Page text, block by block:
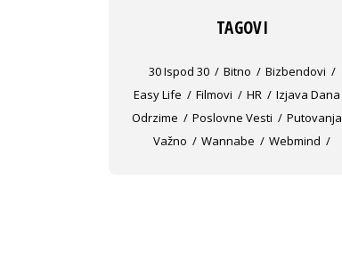
TAGOVI
30 Ispod 30 Bitno
Bizbendovi
Easy Life
Filmovi HR
Izjava Dana
Odrzime
Poslovne Vesti
Putovanja
Važno
Wannabe Webmind